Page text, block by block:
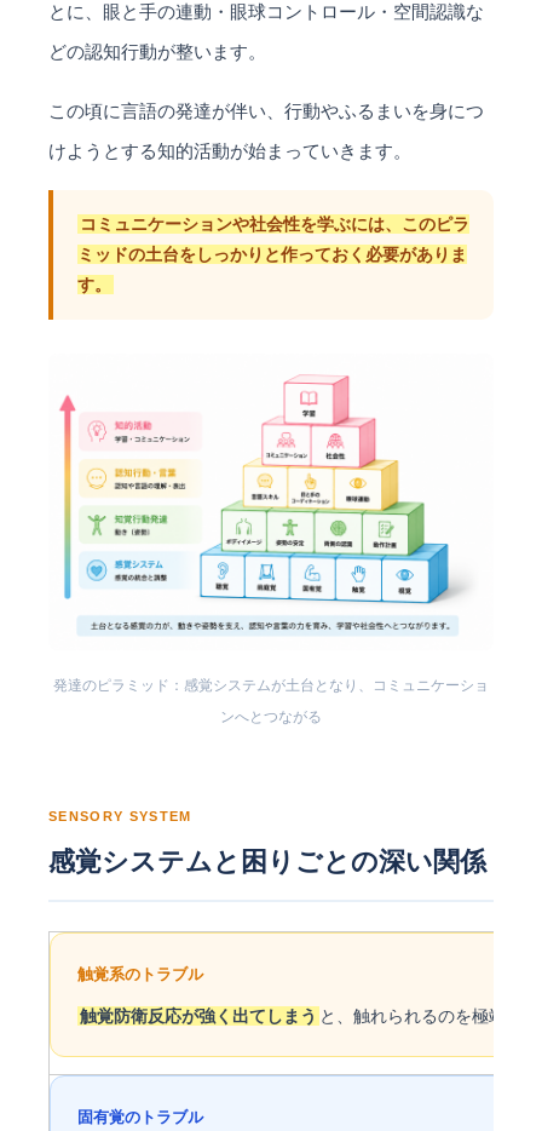
とに、眼と手の連動・眼球コントロール・空間認識な
どの認知行動が整います。
この頃に言語の発達が伴い、行動やふるまいを身につ
けようとする知的活動が始まっていきます。
コミュニケーションや社会性を学ぶには、このピラ
ミッドの土台をしっかりと作っておく必要がありま
す。
発達のピラミッド：感覚システムが土台となり、コミュニケーショ
ンへとつながる
SENSORY SYSTEM
感覚システムと困りごとの深い関係
触覚系のトラブル
触覚防衛反応が強く出てしまう と、触れられるのを極端に
固有覚のトラブル